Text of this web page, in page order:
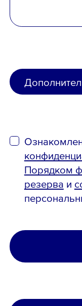
Порядком
резерва и